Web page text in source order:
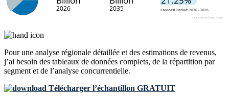
Pour une analyse régionale détaillée et des estimations de revenus,
j’ai besoin des tableaux de données complets, de la répartition par
segment et de l’analyse concurrentielle.
Télécharger l’échantillon GRATUIT